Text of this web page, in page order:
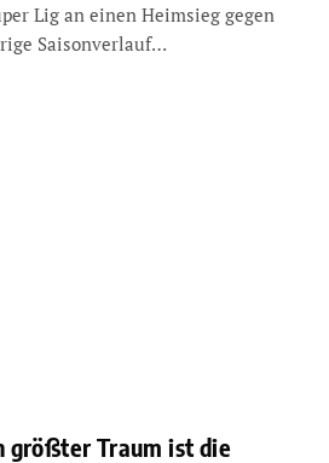
Lig an einen Heimsieg gegen
Saisonverlauf…
größter Traum ist die